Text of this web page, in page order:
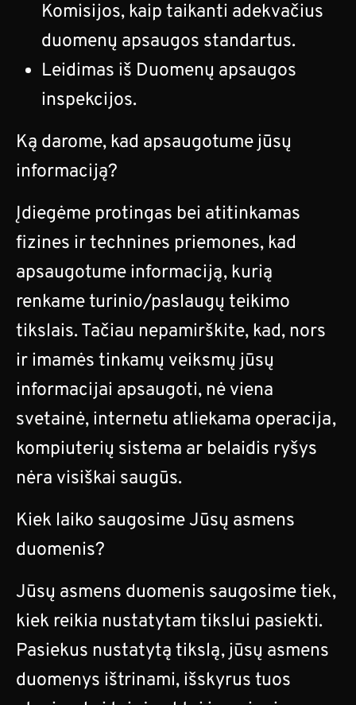
Komisijos, kaip taikanti adekvačius
duomenų apsaugos standartus.
Leidimas iš Duomenų apsaugos
inspekcijos.
Ką darome, kad apsaugotume jūsų
informaciją?
Įdiegėme protingas bei atitinkamas
fizines ir technines priemones, kad
apsaugotume informaciją, kurią
renkame turinio/paslaugų teikimo
tikslais. Tačiau nepamirškite, kad, nors
ir imamės tinkamų veiksmų jūsų
informacijai apsaugoti, nė viena
svetainė, internetu atliekama operacija,
kompiuterių sistema ar belaidis ryšys
nėra visiškai saugūs.
Kiek laiko saugosime Jūsų asmens
duomenis?
Jūsų asmens duomenis saugosime tiek,
kiek reikia nustatytam tikslui pasiekti.
Pasiekus nustatytą tikslą, jūsų asmens
duomenys ištrinami, išskyrus tuos